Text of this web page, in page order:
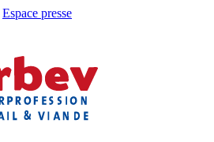
Espace presse